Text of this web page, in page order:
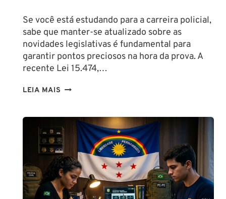
Se você está estudando para a carreira policial,
sabe que manter-se atualizado sobre as
novidades legislativas é fundamental para
garantir pontos preciosos na hora da prova. A
recente Lei 15.474,…
LEIA MAIS LIBERAÇÃO
DE
PIMENTA
PARA
MULHERES